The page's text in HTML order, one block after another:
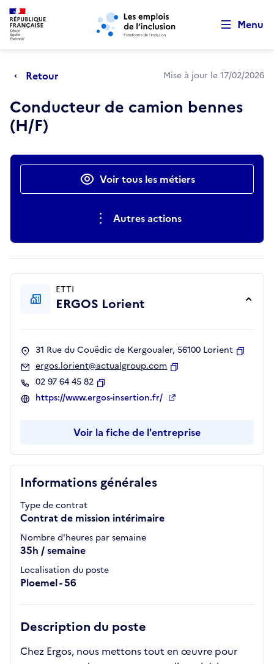
Aller au menu principal Aller au contenu principal
Menu
Retour Mise à jour le 17/02/2026
Conducteur de camion bennes
(H/F)
Actions rapidesVoir tous les métiers
Autres actions
Informations générales
Type de contrat
Contrat de mission intérimaire
Nombre d'heures par semaine
35h / semaine
Localisation du poste
Ploemel - 56
Description du poste
Chez Ergos, nous mettons tout en œuvre pour
ETTI
ERGOS Lorient
31 Rue du Couëdic de Kergoualer, 56100 Lorient
ergos.lorient@actualgroup.com
02 97 64 45 82
Copier
https://www.ergos-insertion.fr/
Voir la fiche de l'entreprise
Retour au début de la page
Panneau de gestion des cookies